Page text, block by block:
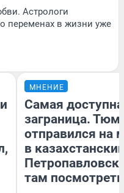
Астрологи
переменах в жизни уже
МНЕНИЕ
Самая
заграница.
отправился на
в
там посмотреть